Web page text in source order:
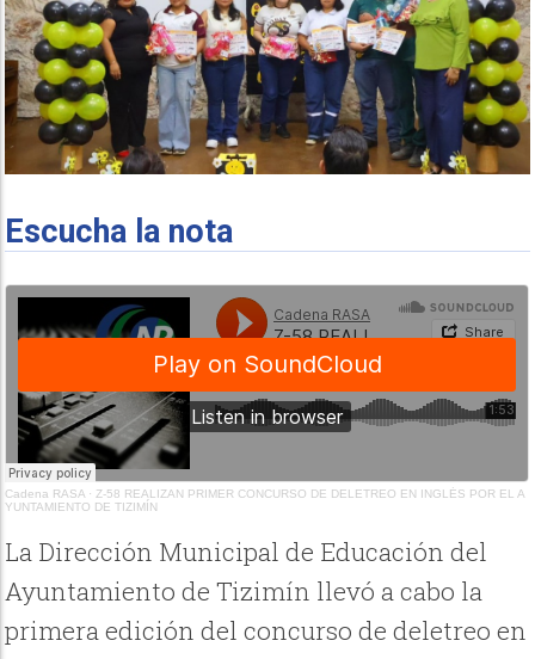
Escucha la nota
Cadena RASA · Z-58 REALIZAN PRIMER CONCURSO DE DELETREO EN INGLÉS POR EL A
YUNTAMIENTO DE TIZIMÍN
La Dirección Municipal de Educación del
Ayuntamiento de Tizimín llevó a cabo la
primera edición del concurso de deletreo en